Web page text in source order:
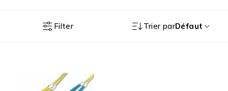
Filter Trier parDéfaut